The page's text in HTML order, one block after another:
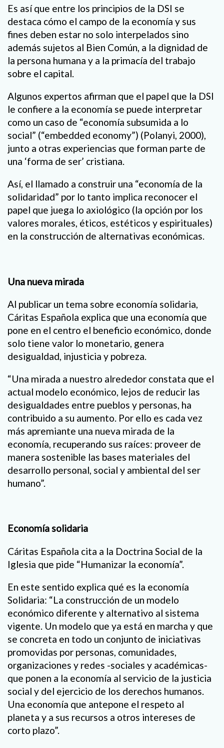
Es así que entre los principios de la DSI se
destaca cómo el campo de la economía y sus
fines deben estar no solo interpelados sino
además sujetos al Bien Común, a la dignidad de
la persona humana y a la primacía del trabajo
sobre el capital.
Algunos expertos afirman que el papel que la DSI
le confiere a la economía se puede interpretar
como un caso de “economía subsumida a lo
social” (“embedded economy”) (Polanyi, 2000),
junto a otras experiencias que forman parte de
una ‘forma de ser’ cristiana.
Así, el llamado a construir una “economía de la
solidaridad” por lo tanto implica reconocer el
papel que juega lo axiológico (la opción por los
valores morales, éticos, estéticos y espirituales)
en la construcción de alternativas económicas.
Una nueva mirada
Al publicar un tema sobre economía solidaria,
Cáritas Española explica que una economía que
pone en el centro el beneficio económico, donde
solo tiene valor lo monetario, genera
desigualdad, injusticia y pobreza.
“Una mirada a nuestro alrededor constata que el
actual modelo económico, lejos de reducir las
desigualdades entre pueblos y personas, ha
contribuido a su aumento. Por ello es cada vez
más apremiante una nueva mirada de la
economía, recuperando sus raíces: proveer de
manera sostenible las bases materiales del
desarrollo personal, social y ambiental del ser
humano”.
Economía solidaria
Cáritas Española cita a la Doctrina Social de la
Iglesia que pide “Humanizar la economía”.
En este sentido explica qué es la economía
Solidaria: “La construcción de un modelo
económico diferente y alternativo al sistema
vigente. Un modelo que ya está en marcha y que
se concreta en todo un conjunto de iniciativas
promovidas por personas, comunidades,
organizaciones y redes -sociales y académicas-
que ponen a la economía al servicio de la justicia
social y del ejercicio de los derechos humanos.
Una economía que antepone el respeto al
planeta y a sus recursos a otros intereses de
corto plazo”.